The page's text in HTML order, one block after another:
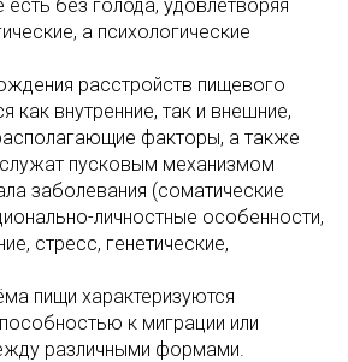
без голода, удовлетворяя
а психологические
расстройств пищевого
как внутренние, так и внешние,
факторы, а также
пусковым механизмом
заболевания (соматические
личностные особенности,
стресс, генетические,
пищи характеризуются
к миграции или
различными формами.